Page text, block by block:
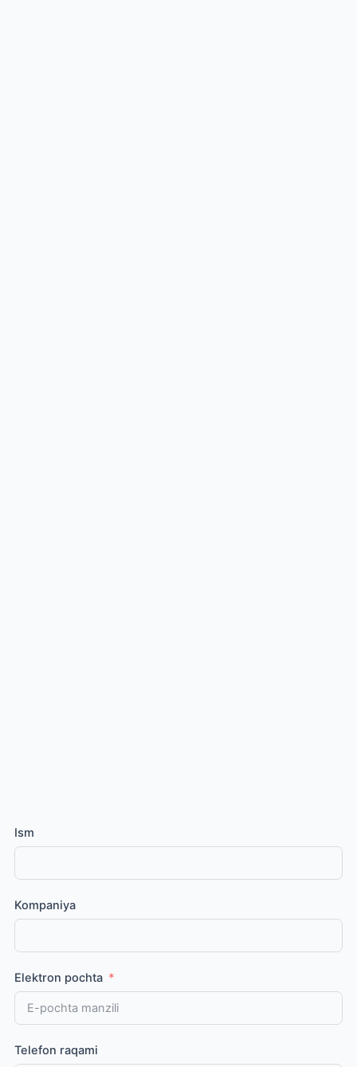
Ism
Kompaniya
Elektron pochta
Telefon raqami